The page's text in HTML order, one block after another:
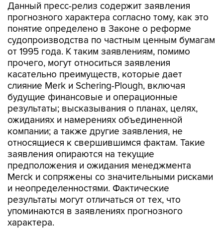
Данный пресс-релиз содержит заявления
прогнозного характера согласно тому, как это
понятие определено в Законе о реформе
судопроизводства по частным ценным бумагам
от 1995 года. К таким заявлениям, помимо
прочего, могут относиться заявления
касательно преимуществ, которые дает
слияние Merk и Schering-Plough, включая
будущие финансовые и операционные
результаты; высказывания о планах, целях,
ожиданиях и намерениях объединенной
компании; а также другие заявления, не
относящиеся к свершившимся фактам. Такие
заявления опираются на текущие
предположения и ожидания менеджмента
Merck и сопряжены со значительными рисками
и неопределенностями. Фактические
результаты могут отличаться от тех, что
упоминаются в заявлениях прогнозного
характера.